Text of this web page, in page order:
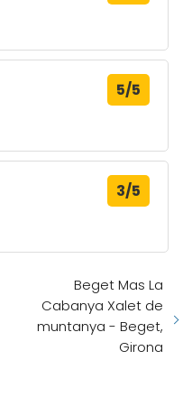
5/5
3/5
Beget Mas La
Cabanya Xalet de
muntanya - Beget,
Girona